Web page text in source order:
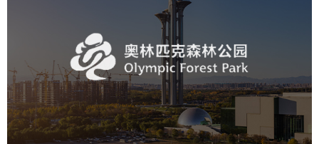
奥体森林公园
旅游休闲 公园 AI人工智能
智慧公园
智慧体育公园
智能步道 智能大数据平台